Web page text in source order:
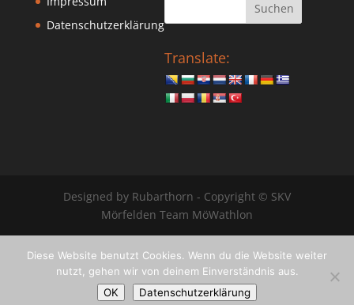
Datenschutzerklärung
Translate:
Designed by Rubarthorn - Copyright © SKV
Mörfelden Team MöWathlon
Diese Website benutzt Cookies. Wenn du die Website weiter
nutzt, gehen wir von deinem Einverständnis aus.
OK
Datenschutzerklärung